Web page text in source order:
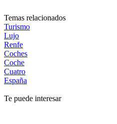
Temas relacionados
Turismo
Lujo
Renfe
Coches
Coche
Cuatro
España
Te puede interesar